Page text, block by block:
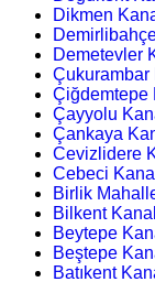
Dikmen
Demetevler
Çukurambar
Çiğdemtepe
Çayyolu
Çankaya
Cevizlidere
Cebeci
Birlik
Bilkent
Beytepe
Beştepe
Batıkent